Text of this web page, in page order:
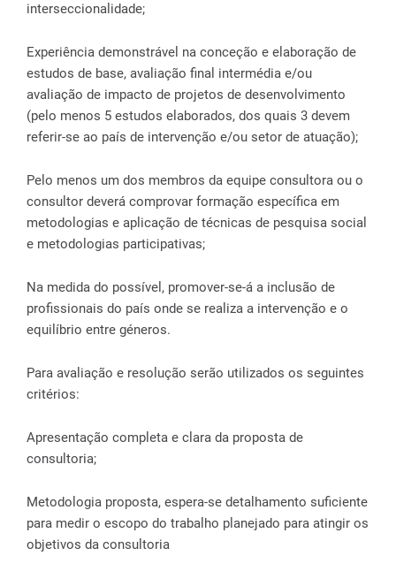
interseccionalidade;
Experiência demonstrável na conceção e elaboração de
estudos de base, avaliação final intermédia e/ou
avaliação de impacto de projetos de desenvolvimento
(pelo menos 5 estudos elaborados, dos quais 3 devem
referir-se ao país de intervenção e/ou setor de atuação);
Pelo menos um dos membros da equipe consultora ou o
consultor deverá comprovar formação específica em
metodologias e aplicação de técnicas de pesquisa social
e metodologias participativas;
Na medida do possível, promover-se-á a inclusão de
profissionais do país onde se realiza a intervenção e o
equilíbrio entre géneros.
Para avaliação e resolução serão utilizados os seguintes
critérios:
Apresentação completa e clara da proposta de
consultoria;
Metodologia proposta, espera-se detalhamento suficiente
para medir o escopo do trabalho planejado para atingir os
objetivos da consultoria